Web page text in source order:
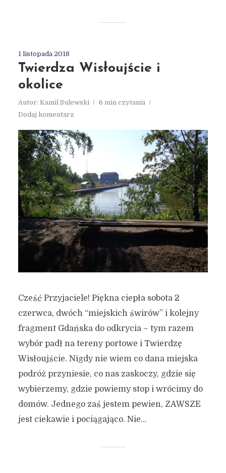
1 listopada 2018
Twierdza Wisłoujście i
okolice
Autor: Kamil Sulewski
6 min czytania
Dodaj komentarz
Cześć Przyjaciele! Piękna ciepła sobota 2
czerwca, dwóch “miejskich świrów” i kolejny
fragment Gdańska do odkrycia – tym razem
wybór padł na tereny portowe i Twierdzę
Wisłoujście. Nigdy nie wiem co dana miejska
podróż przyniesie, co nas zaskoczy, gdzie się
wybierzemy, gdzie powiemy stop i wrócimy do
domów. Jednego zaś jestem pewien, ZAWSZE
jest ciekawie i pociągająco. Nie...